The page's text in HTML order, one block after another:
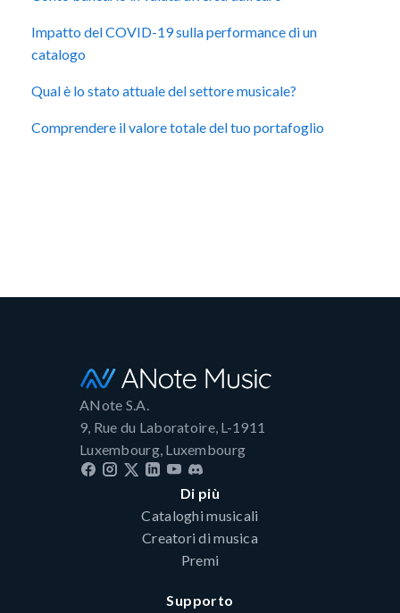
Impatto del COVID-19 sulla performance di un
catalogo
Qual è lo stato attuale del settore musicale?
Comprendere il valore totale del tuo portafoglio
ANote S.A.
9, Rue du Laboratoire, L-1911
Luxembourg, Luxembourg
Di più
Cataloghi musicali
Creatori di musica
Premi
Supporto